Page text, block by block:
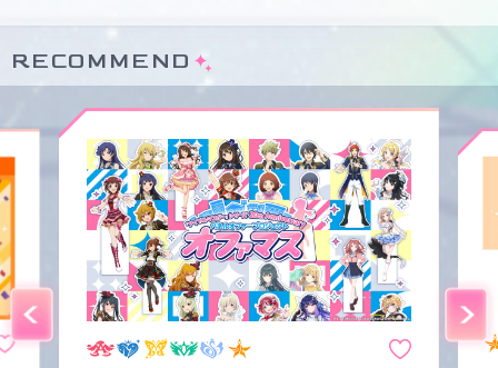
RECOMMEND